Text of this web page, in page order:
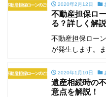
2020年2月12日
不動産担保ロ
る？詳しく解説
不動産担保ロー
が発生します。
2020年1月10日
遺産相続時の
意点を解説！